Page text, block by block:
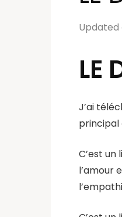
Updated
LE
J’ai
principal
C’est
l’amour